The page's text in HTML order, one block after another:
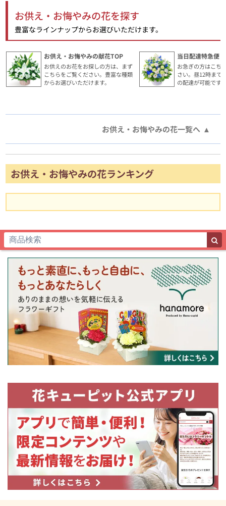
お供え・お悔やみの花を探す
豊富なラインナップからお選びいただけます。
お供え・お悔やみの献花TOP
お供えのお花をお探しの方は、まず
こちらをご覧ください。豊富な種類
からお選びいただけます。
当日配達特急便
お急ぎの方はこち
さい。昼12時まで
の配達が可能です
お供え・お悔やみの花一覧へ
お供え・お悔やみの花ランキング